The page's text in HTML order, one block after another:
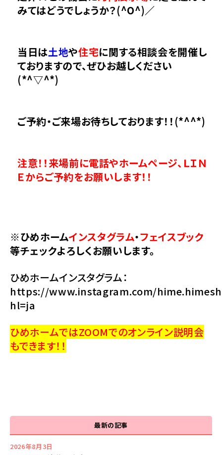
みてはどうでしょうか？(^O^)／
当日は土地や住宅に関する相談会を開催し
ておりますので、ぜひお越しください
(*^▽^*)
ご予約・ご来場お待ちしております！！(*^^*)
注意！！来場前に電話やホームページ、ＬＩＮ
Ｅからご予約をお願いします！！
※ひめホームインスタグラム・フェイスブック
等チェックよろしくお願いします。
ひめホームインスタグラム：
https://www.instagram.com/
hl=ja
ひめホームではZOOMでのオンライン説明会
もできます！！
最新の記事
2026年8月3日